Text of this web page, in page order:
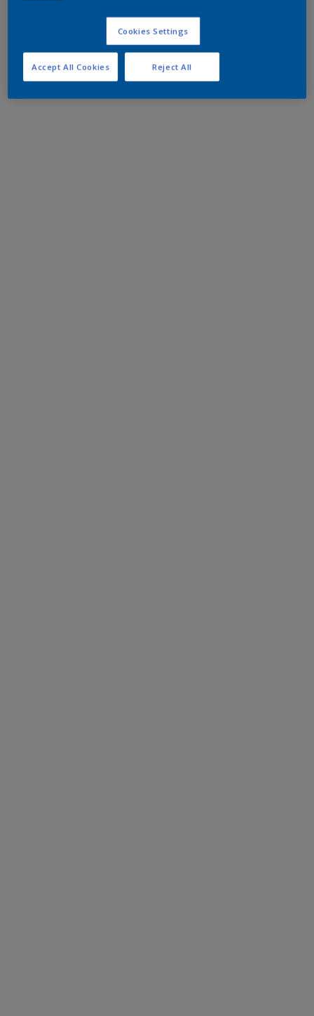
Cookies Settings
Reject All
Accept All Cookies